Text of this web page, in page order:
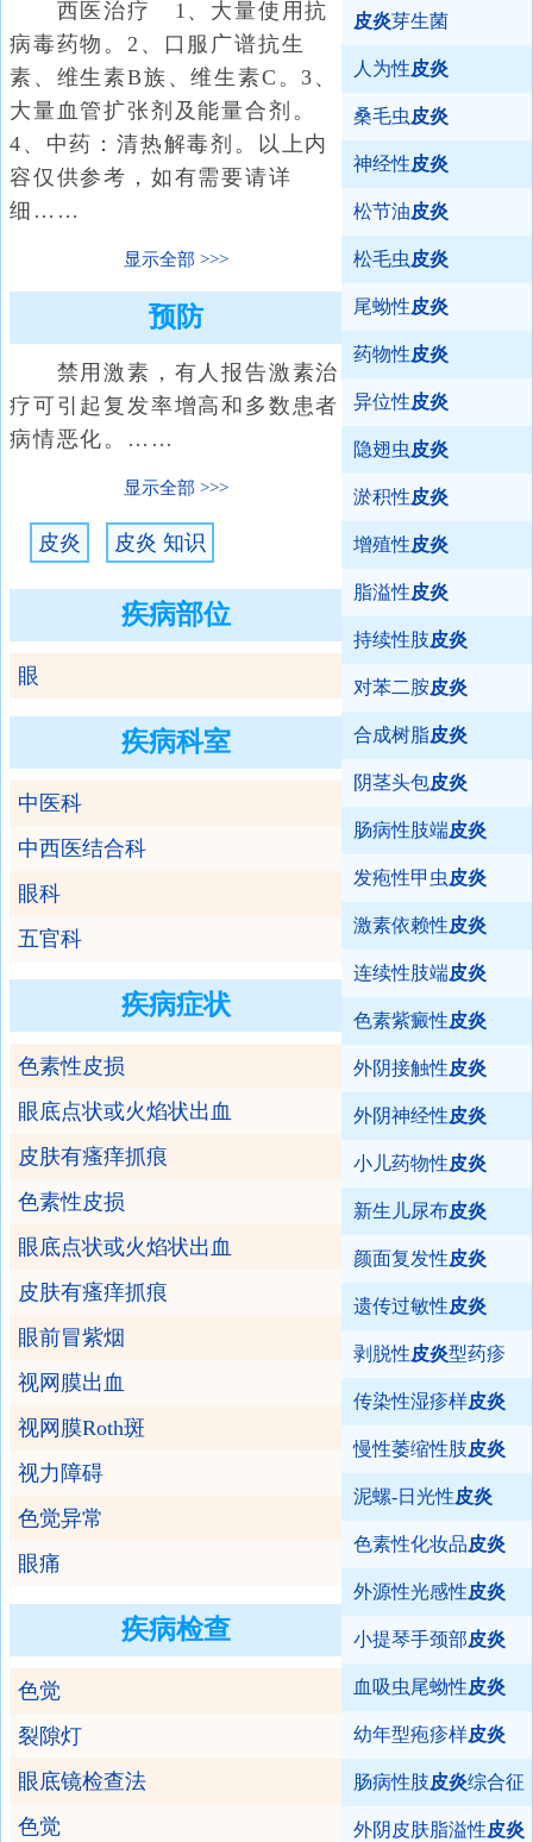
皮炎芽生菌
人为性皮炎
桑毛虫 皮炎
神经性皮炎
松节油皮炎
松毛虫 皮炎
尾蚴性皮炎
药物性皮炎
异位性皮炎
隐翅虫 皮炎
淤积性皮炎
增殖性皮炎
脂溢性皮炎
持续性肢皮炎
对苯二胺皮炎
合成树脂皮炎
阴茎头包皮炎
肠病性肢端皮炎
发疱性甲虫 皮炎
激素依赖性皮炎
连续性肢端皮炎
色素紫癜性皮炎
外阴接触性皮炎
外阴神经性皮炎
小儿药物性皮炎
新生儿尿布皮炎
颜面复发性皮炎
遗传过敏性皮炎
剥脱性皮炎型药疹
传染性湿疹样皮炎
慢性萎缩性肢皮炎
泥螺-日光性皮炎
色素性化妆品皮炎
外源性光感性皮炎
小提琴手颈部皮炎
血吸虫尾蚴性皮炎
幼年型疱疹样皮炎
肠病性肢皮炎综合征
外阴皮肤脂溢性皮炎
西医治疗 1、大量使用抗
病毒药物。2、口服广谱抗生
素、维生素B族、维生素C。3、
大量血管扩张剂及能量合剂。
4、中药：清热解毒剂。以上内
容仅供参考，如有需要请详
细……
显示全部
预防
禁用激素，有人报告激素治
疗可引起复发率增高和多数患者
病情恶化。……
显示全部
皮炎 皮炎 知识
疾病部位
眼
疾病科室
中医科
中西医结合科
眼科
五官科
疾病症状
色素性皮损
眼底点状或火焰状出血
皮肤有瘙痒抓痕
色素性皮损
眼底点状或火焰状出血
皮肤有瘙痒抓痕
眼前冒紫烟
视网膜出血
视网膜Roth斑
视力障碍
色觉异常
眼痛
疾病检查
色觉
裂隙灯
眼底镜检查法
色觉